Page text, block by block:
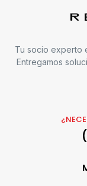
Tu socio experto
Entregamos